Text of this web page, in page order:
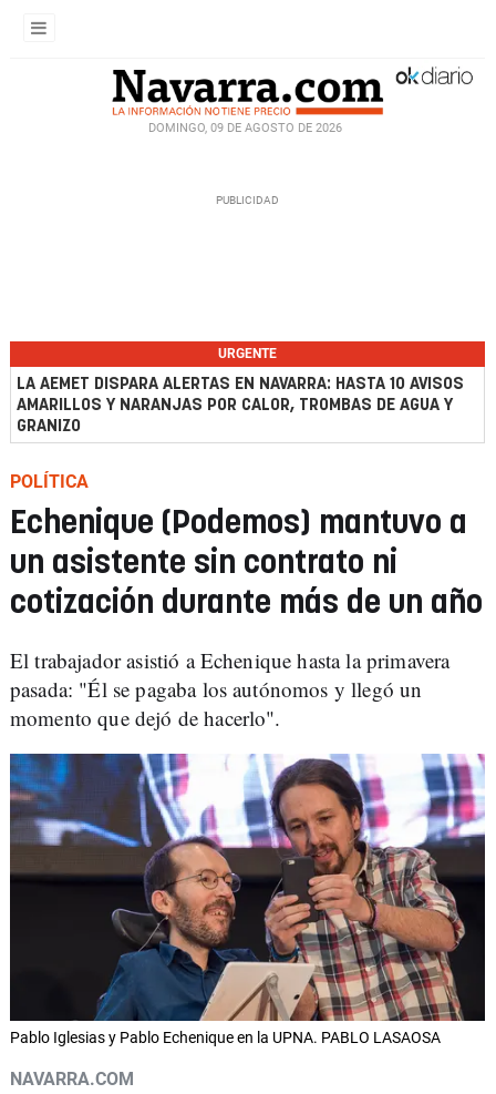
DOMINGO, 09 DE AGOSTO DE 2026
URGENTE
LA AEMET DISPARA ALERTAS EN NAVARRA: HASTA 10 AVISOS
AMARILLOS Y NARANJAS POR CALOR, TROMBAS DE AGUA Y
GRANIZO
POLÍTICA
Echenique (Podemos) mantuvo a
un asistente sin contrato ni
cotización durante más de un año
El trabajador asistió a Echenique hasta la primavera
pasada: "Él se pagaba los autónomos y llegó un
momento que dejó de hacerlo".
Pablo Iglesias y Pablo Echenique en la UPNA. PABLO LASAOSA
NAVARRA.COM